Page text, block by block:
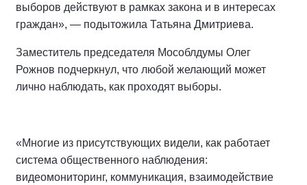
выборов действуют в рамках закона и в интересах
граждан», — подытожила Татьяна Дмитриева.
Заместитель председателя Мособлдумы Олег
Рожнов подчеркнул, что любой желающий может
лично наблюдать, как проходят выборы.
«Многие из присутствующих видели, как работает
система общественного наблюдения:
видеомониторинг, коммуникация, взаимодействие